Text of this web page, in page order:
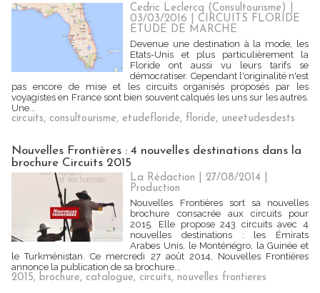
Cedric Leclercq (Consultourisme) |
03/03/2016 |CIRCUITS FLORIDE
ETUDE DE MARCHE
Devenue une destination à la mode, les
Etats-Unis et plus particulièrement la
Floride ont aussi vu leurs tarifs se
démocratiser. Cependant l'originalité n'est
pas encore de mise et les circuits organisés proposés par les
voyagistes en France sont bien souvent calqués les uns sur les autres.
Une...
circuits, consultourisme, etudefloride, floride, uneetudesdests
Nouvelles Frontières : 4 nouvelles destinations dans la
brochure Circuits 2015
La Rédaction | 27/08/2014
Production
Nouvelles Frontières sort sa nouvelles
brochure consacrée aux circuits pour
2015. Elle propose 243 circuits avec 4
nouvelles destinations : les Émirats
Arabes Unis, le Monténégro, la Guinée et
le Turkménistan. Ce mercredi 27 août 2014, Nouvelles Frontières
annonce la publication de sa brochure...
2015, brochure, catalogue, circuits, nouvelles frontieres